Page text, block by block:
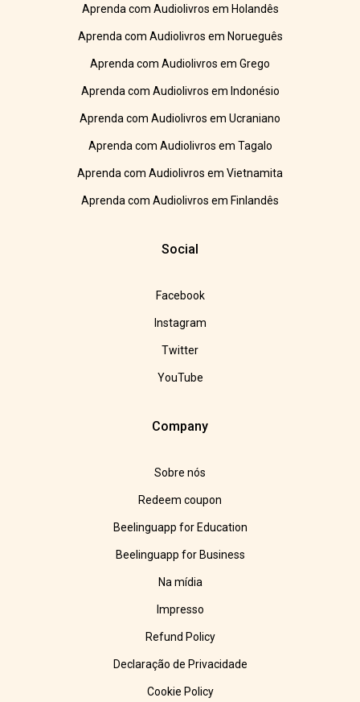
Aprenda com Audiolivros em Holandês
Aprenda com Audiolivros em Norueguês
Aprenda com Audiolivros em Grego
Aprenda com Audiolivros em Indonésio
Aprenda com Audiolivros em Ucraniano
Aprenda com Audiolivros em Tagalo
Aprenda com Audiolivros em Vietnamita
Aprenda com Audiolivros em Finlandês
Social
Facebook
Instagram
Twitter
YouTube
Company
Sobre nós
Redeem coupon
Beelinguapp for Education
Beelinguapp for Business
Na mídia
Impresso
Refund Policy
Declaração de Privacidade
Cookie Policy